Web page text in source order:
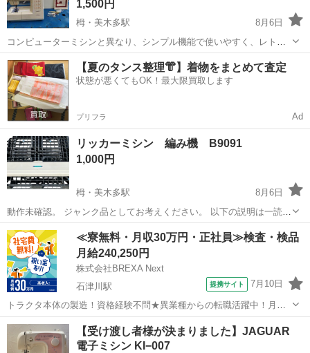
1,500円
栂・美木多駅
8月6日
コンピューターミシンと異なり、シンプル機能で使いやすく、レトロ
な機械音も特徴。日常的な裁縫や修繕に適しており、初心者にも使い
易い。 使用感は、多少ありますが、通電確認は、済んでいます。 使用
の手びき付き カバー無し 横幅 約...
大阪 堺市 栂・美木多駅 生活家電 MERRITT
【夏のタンス整理👘】着物をまとめて査定
状態が悪くてもOK！最大限買取します
プリフラ Ad
リッカーミシン 編み機 B9091
1,000円
栂・美木多駅
8月6日
動作未確認。 ジャンク品としてお考えください。 以下の説明は一読く
ださいますようお願いいたします。 【引取日時について】 ⭐︎土日祝以
外 ⭐︎月曜日〜金曜日 9:00〜18:00 ※それ以外は数日前に要相談 【注意
事項...
大阪 堺市 栂・美木多駅 生活家電 リッカーミシン
≪寮無料・月収30万円・正社員≫検査・検品
月給240,250円
株式会社BREXA Next
石津川駅
提携サイト 7月10日
トラクタ本体の製造！資格経験不問★異業種からの転職活躍中！月収
例29万円以上！生活支援物資事前対応可◎即日入寮OK！寮費はずっと
無料＆備品付き1R寮完備！赴任旅費会社負担！工場まで無料送迎あり
◎《大阪府堺市》 人気の工場の...
大阪 堺市 石津川駅 その他
【受け渡し者様が決まりました】JAGUAR
電子ミシン KI−007